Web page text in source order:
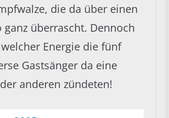
die da über einen
überrascht. Dennoch
Energie die fünf
Gastsänger da eine
anderen zündeten!